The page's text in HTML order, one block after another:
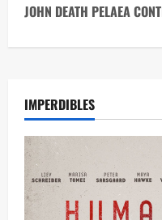
JOHN DEATH PELAEA
IMPERDIBLES